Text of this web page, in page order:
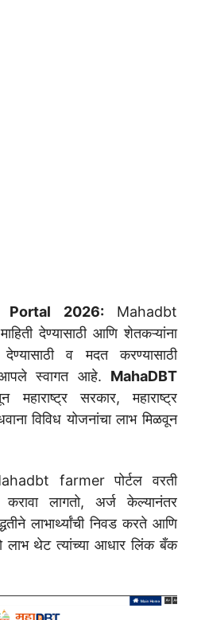
Portal 2026: Mahadbt
देण्यासाठी आणि शेतकऱ्यांना
व मदत करण्यासाठी
आपले स्वागत आहे. MahaDBT
महाराष्ट्र सरकार, महाराष्ट्र
विविध योजनांचा लाभ मिळवून
farmer पोर्टल वरती
करावा लागतो, अर्ज केल्यानंतर
लाभार्थ्यांची निवड करते आणि
तो लाभ थेट त्यांच्या आधार लिंक बँक